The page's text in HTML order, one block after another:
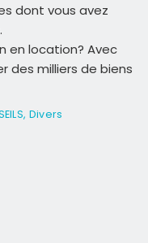
dont vous avez
en location? Avec
des milliers de biens
, Divers